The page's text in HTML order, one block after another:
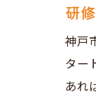
研
神戸
ター
あれ